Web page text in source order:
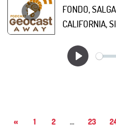
FONDO,
CALIFORNIA,
« 1 2 ... 23